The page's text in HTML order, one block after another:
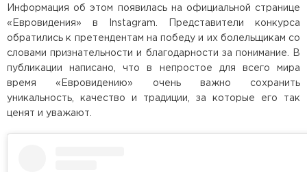
Информация об этом появилась на официальной странице
«Евровидения» в Instagram. Представители конкурса
обратились к претендентам на победу и их болельщикам со
словами признательности и благодарности за понимание. В
публикации написано, что в непростое для всего мира
время «Евровидению» очень важно сохранить
уникальность, качество и традиции, за которые его так
ценят и уважают.